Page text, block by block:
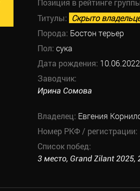
Позиция в рейтинге
Титулы: Скрыто
Порода: Бостон терьер
Пол: сука
Дата рождения: 10.06.2022
Заводчик:
Ирина Сомова
Владелец: Евгения
Номер РКФ / регистрации:
Список побед:
3 место, Grand Zilant 2025,